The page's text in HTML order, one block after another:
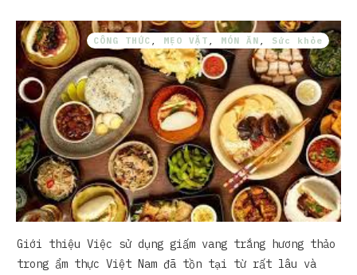
CÔNG THỨC MẸO VẶT MÓN ĂN Sức khỏe
Giới thiệu Việc sử dụng giấm vang trắng hương thảo
trong ẩm thực Việt Nam đã tồn tại từ rất lâu và